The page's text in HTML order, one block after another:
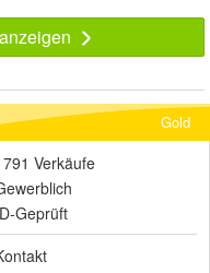
Gold
Verkäufe
Geprüft